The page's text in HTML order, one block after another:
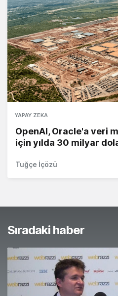
YAPAY ZEKA
OpenAI, Oracle'a veri
için yılda 30 milyar
Tuğçe İçözü
Sıradaki haber